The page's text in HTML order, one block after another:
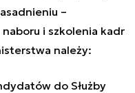
–
i szkolenia kadr
należy:
do Służby